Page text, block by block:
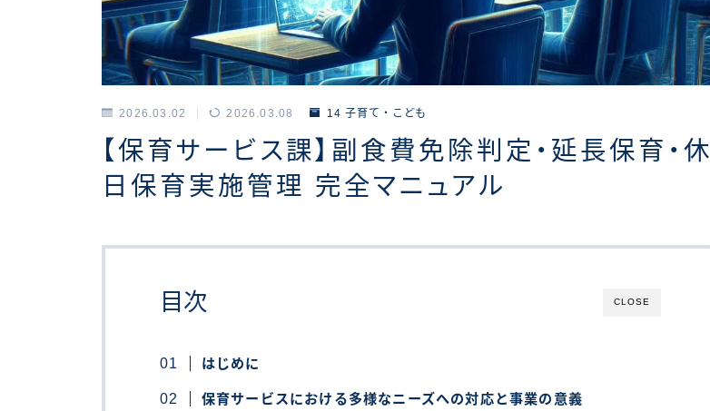
2026.03.02 2026.03.08 14 子育て・こども
【保育サービス課】副食費免除判定・延長保育・休
日保育実施管理 完全マニュアル
CLOSE
目次
はじめに
保育サービスにおける多様なニーズへの対応と事業の意義